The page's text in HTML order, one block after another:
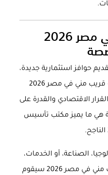
مستقبل الاستثمار في مصر 2026
حوافز استثمارية جديدة،
يصبح دور مكتب تأسيس شركات قريب مني في مصر 2026
الاقتصادي والقدرة على
هي ما يميز مكتب تأسيس
الصناعة، أو الخدمات،
فإن مكتب تأسيس شركات قريب مني في مصر 2026 سيقوم